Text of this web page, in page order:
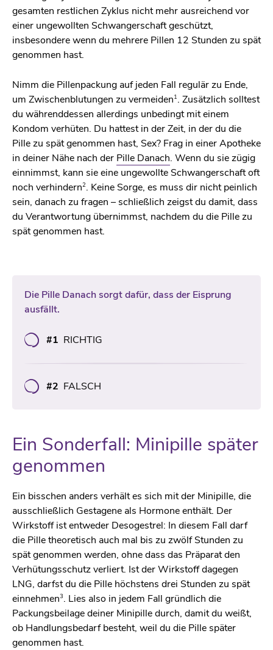
gesamten restlichen Zyklus nicht mehr ausreichend vor
einer ungewollten Schwangerschaft geschützt,
insbesondere wenn du mehrere Pillen 12 Stunden zu spät
genommen hast.
Nimm die Pillenpackung auf jeden Fall regulär zu Ende,
um Zwischenblutungen zu vermeiden1 . Zusätzlich solltest
du währenddessen allerdings unbedingt mit einem
Kondom verhüten. Du hattest in der Zeit, in der du die
Pille zu spät genommen hast, Sex? Frag in einer Apotheke
in deiner Nähe nach der Pille Danach. Wenn du sie zügig
einnimmst, kann sie eine ungewollte Schwangerschaft oft
noch verhindern2. Keine Sorge, es muss dir nicht peinlich
sein, danach zu fragen – schließlich zeigst du damit, dass
du Verantwortung übernimmst, nachdem du die Pille zu
spät genommen hast.
Die Pille Danach sorgt dafür, dass der Eisprung
ausfällt.
#1 RICHTIG
#2 FALSCH
Ein Sonderfall: Minipille später
genommen
Ein bisschen anders verhält es sich mit der Minipille, die
ausschließlich Gestagene als Hormone enthält. Der
Wirkstoff ist entweder Desogestrel: In diesem Fall darf
die Pille theoretisch auch mal bis zu zwölf Stunden zu
spät genommen werden, ohne dass das Präparat den
Verhütungsschutz verliert. Ist der Wirkstoff dagegen
LNG, darfst du die Pille höchstens drei Stunden zu spät
einnehmen3. Lies also in jedem Fall gründlich die
Packungsbeilage deiner Minipille durch, damit du weißt,
ob Handlungsbedarf besteht, weil du die Pille später
genommen hast.